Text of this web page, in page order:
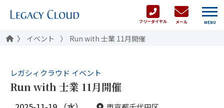
フリーダイヤル メール MENU
イベント Run with 士業 11月開催
レガシィクラウド イベント
Run with 士業 11月開催